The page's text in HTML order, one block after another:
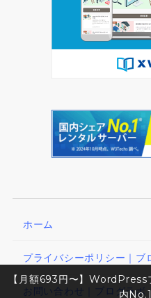
ホーム
プライバシーポリシー｜ブ
お問い合わせ｜ブログラボ
【月額693円〜】WordPress
内